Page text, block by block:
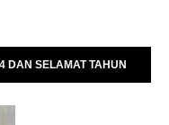
DAN SELAMAT TAHUN